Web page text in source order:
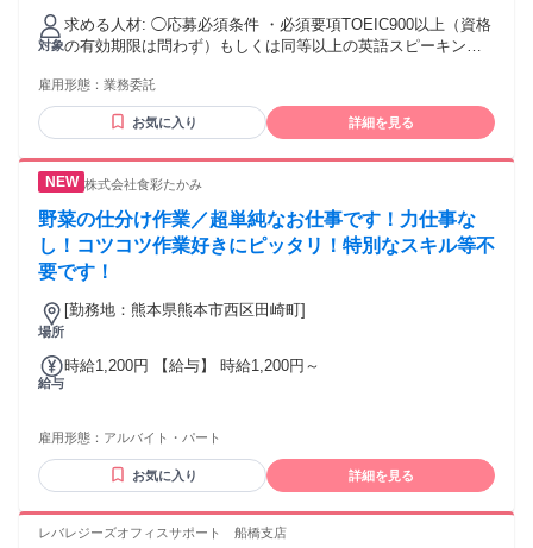
対象
求める人材: ◯応募必須条件 ・必須要項TOEIC900以上（資格
の有効期限は問わず）もしくは同等以上の英語スピーキング
験 ・英語学習に関するコーチング経験のある方 ・週の稼働時
間10時間以上(土日稼働も一部あり。受講生は社会人の方が多
いので、夕方以降の時間を中心に稼動できる方） ・デモカウ
が可能な方（ZOOMやslackを使用します） ※スピーキングテ
ストPROGOS（ https://progos.ai ）でB2以上を対象としてお
ります。 （歓迎する資格）・TOEICスピーキング170以上、
IELTS Speaking7.0以上、TOEFLスピーキング25以上
雇用形態： 業務委託
お気に入り 詳細を見る
株式会社食彩たかみ
野菜の仕分け作業／超単純なお仕事です！力仕事な
し！コツコツ作業好きにピッタリ！特別なスキル等不
要です！
場所
[勤務地：熊本県熊本市西区田崎町]
給与
時給1,200円 【給与】 時給1,200円～
雇用形態： アルバイト・パート
お気に入り 詳細を見る
レバレジーズオフィスサポート 船橋支店